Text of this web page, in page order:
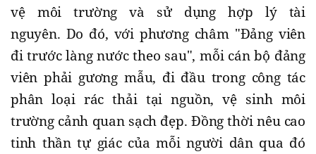
vệ môi trường và sử dụng hợp lý tài
nguyên. Do đó, với phương châm "Đảng viên
đi trước làng nước theo sau", mỗi cán bộ đảng
viên phải gương mẫu, đi đầu trong công tác
phân loại rác thải tại nguồn, vệ sinh môi
trường cảnh quan sạch đẹp. Đồng thời nêu cao
tinh thần tự giác của mỗi người dân qua đó